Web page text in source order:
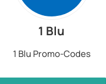
1 Blu
1 Blu Promo-Codes